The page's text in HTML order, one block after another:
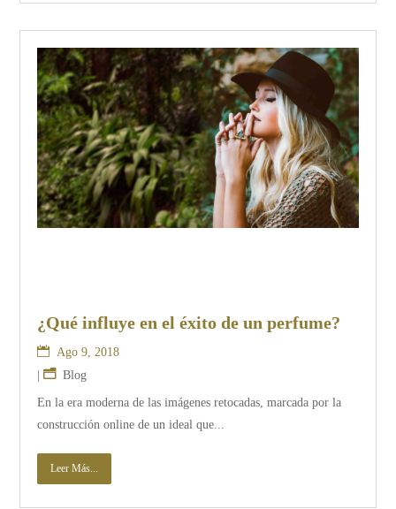
¿Qué influye en el éxito de un perfume?
Ago 9, 2018
|
Blog
En la era moderna de las imágenes retocadas, marcada por la
construcción online de un ideal que...
Leer Más...